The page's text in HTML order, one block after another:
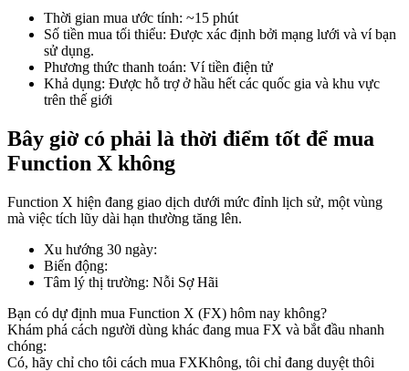
COIN-M Futures
Futures sử dụng token làm tài sản thế chấp
TradFi
Phái sinh cổ phiếu, ngoại hối, kim loại quý và hàng hóa
Thời gian mua ước tính: ~15 phút
Số tiền mua tối thiểu: Được xác định bởi mạng lưới và ví bạn
sử dụng.
Phương thức thanh toán: Ví tiền điện tử
Khả dụng: Được hỗ trợ ở hầu hết các quốc gia và khu vực
trên thế giới
Bây giờ có phải là thời điểm tốt để mua
Function X không
Function X hiện đang giao dịch dưới mức đỉnh lịch sử, một vùng
mà việc tích lũy dài hạn thường tăng lên.
Xu hướng 30 ngày:
Biến động:
Tâm lý thị trường: Nỗi Sợ Hãi
Bạn có dự định mua Function X (FX) hôm nay không?
Khám phá cách người dùng khác đang mua FX và bắt đầu nhanh
chóng:
Có, hãy chỉ cho tôi cách mua FXKhông, tôi chỉ đang duyệt thôi